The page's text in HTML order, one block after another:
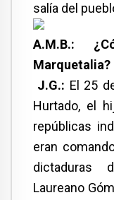
salía del
A.M.B.:
Marquetalia?
J.G.: El 25
Hurtado, el
repúblicas
eran
dictaduras
Laureano